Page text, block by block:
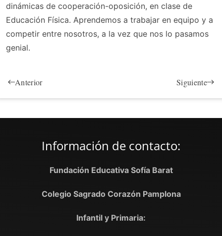
dinámicas de cooperación-oposición, en clase de
Educación Física. Aprendemos a trabajar en equipo y a
competir entre nosotros, a la vez que nos lo pasamos
genial.
Anterior Siguiente
Información de contacto:
Fundación Educativa Sofía Barat
Colegio Sagrado Corazón Pamplona
Infantil y Primaria: